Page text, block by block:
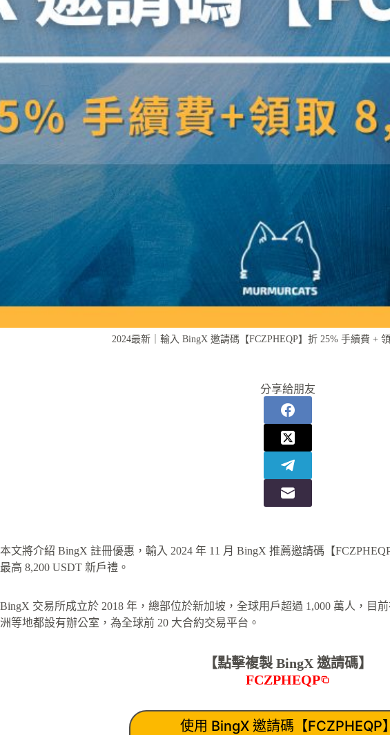
2024最新｜輸入 BingX 邀請碼【FCZPHEQP】折 25% 手續費 +
分享給朋友
本文將介紹 BingX 註冊優惠，輸入 2024 年 11 月 BingX 推薦邀請碼【
最高 8,200 USDT 新戶禮。
BingX 交易所成立於 2018 年，總部位於新加坡，全球用戶超過 1,000 萬人，目
洲等地都設有辦公室，為全球前 20 大合約交易平台。
【點擊複製 BingX 邀請碼】
FCZPHEQP
使用 BingX 邀請碼【FCZPHEQP】